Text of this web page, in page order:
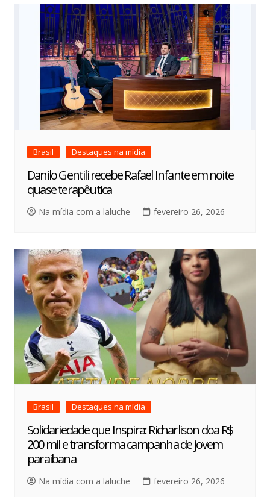
Brasil Destaques na mídia
Danilo Gentili recebe Rafael Infante em noite
quase terapêutica
Na mídia com a laluche fevereiro 26, 2026
Brasil Destaques na mídia
Solidariedade que Inspira: Richarlison doa R$
200 mil e transforma campanha de jovem
paraibana
Na mídia com a laluche fevereiro 26, 2026